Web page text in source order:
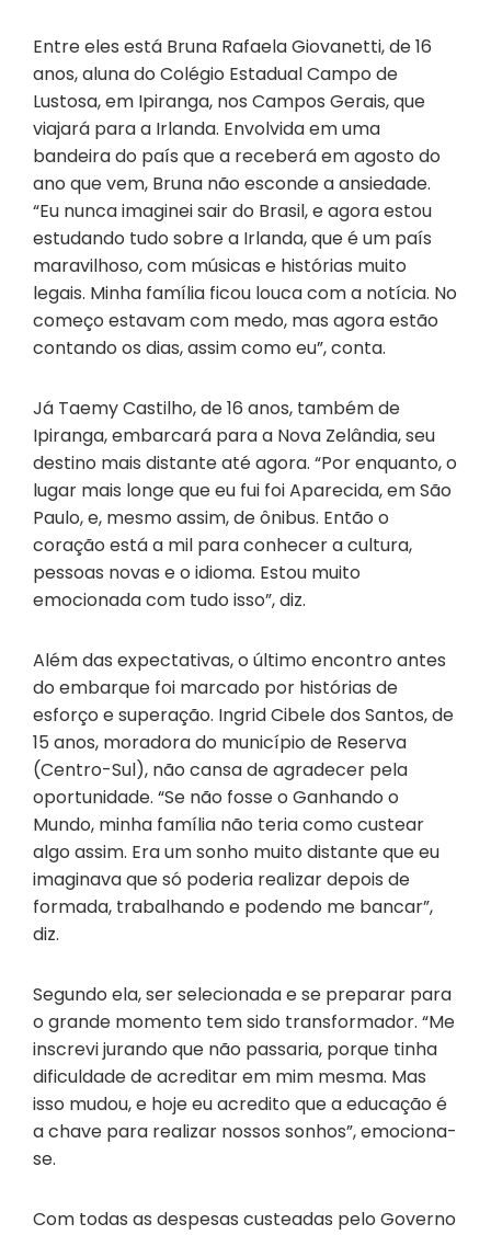
Entre eles está Bruna Rafaela Giovanetti, de 16
anos, aluna do Colégio Estadual Campo de
Lustosa, em Ipiranga, nos Campos Gerais, que
viajará para a Irlanda. Envolvida em uma
bandeira do país que a receberá em agosto do
ano que vem, Bruna não esconde a ansiedade.
“Eu nunca imaginei sair do Brasil, e agora estou
estudando tudo sobre a Irlanda, que é um país
maravilhoso, com músicas e histórias muito
legais. Minha família ficou louca com a notícia. No
começo estavam com medo, mas agora estão
contando os dias, assim como eu”, conta.
Já Taemy Castilho, de 16 anos, também de
Ipiranga, embarcará para a Nova Zelândia, seu
destino mais distante até agora. “Por enquanto, o
lugar mais longe que eu fui foi Aparecida, em São
Paulo, e, mesmo assim, de ônibus. Então o
coração está a mil para conhecer a cultura,
pessoas novas e o idioma. Estou muito
emocionada com tudo isso”, diz.
Além das expectativas, o último encontro antes
do embarque foi marcado por histórias de
esforço e superação. Ingrid Cibele dos Santos, de
15 anos, moradora do município de Reserva
(Centro-Sul), não cansa de agradecer pela
oportunidade. “Se não fosse o Ganhando o
Mundo, minha família não teria como custear
algo assim. Era um sonho muito distante que eu
imaginava que só poderia realizar depois de
formada, trabalhando e podendo me bancar”,
diz.
Segundo ela, ser selecionada e se preparar para
o grande momento tem sido transformador. “Me
inscrevi jurando que não passaria, porque tinha
dificuldade de acreditar em mim mesma. Mas
isso mudou, e hoje eu acredito que a educação é
a chave para realizar nossos sonhos”, emociona-
se.
Com todas as despesas custeadas pelo Governo